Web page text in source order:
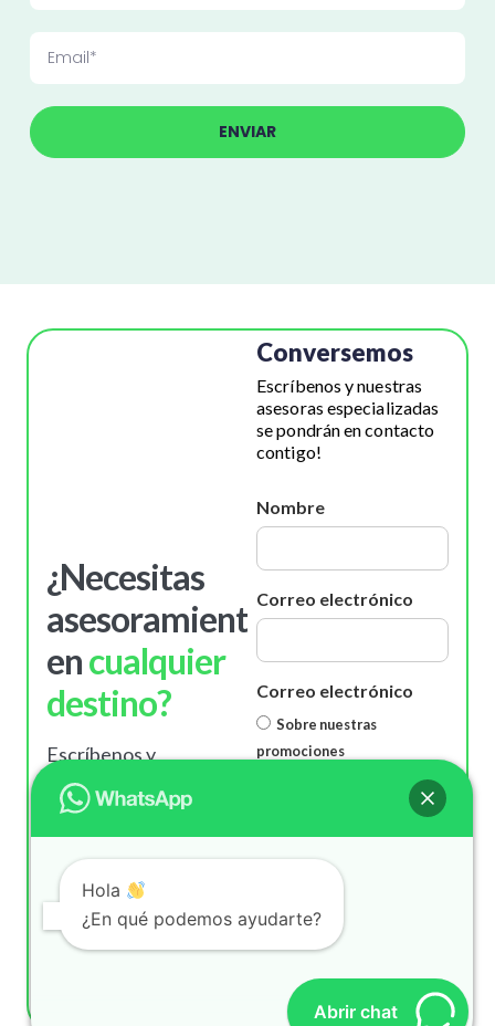
ENVIAR
¿Necesitas
asesoramiento
encualquier
destino?
Escríbenos y
nuestras asesoras
especializadas se
pondrán en contacto
contigo!
Envíanos un
Conversemos
Escríbenos y nuestras
asesoras especializadas
se pondrán en contacto
contigo!
Nombre
Correo electrónico
Correo electrónico
Sobre nuestras
promociones
Hola
¿En qué podemos ayudarte?
Abrir chat